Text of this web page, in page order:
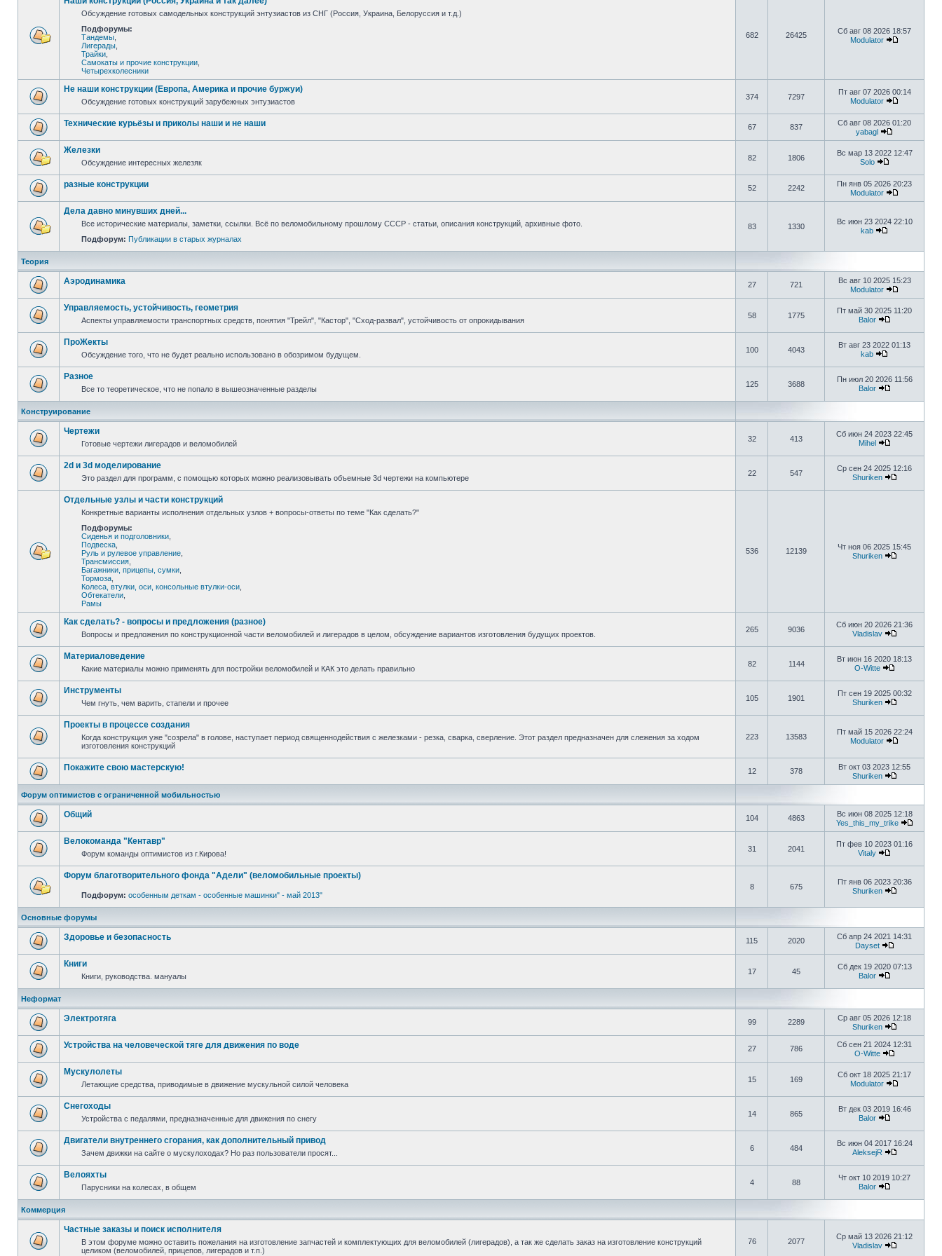
Обсуждение готовых самодельных конструкций энтузиастов из СНГ (Россия, Украина, Белоруссия и т.д.)
Подфорумы:
Тандемы
Лигерады
Трайки
Самокаты и прочие конструкции
Четырехколесники
682 26425
Сб авг 08 2026 18:57
Modulator
Не наши конструкции (Европа, Америка и прочие буржуи)
Обсуждение готовых конструкций зарубежных энтузиастов
374 7297
Пт авг 07 2026 00:14
Modulator
Технические курьёзы и приколы наши и не наши 67 837
Сб авг 08 2026 01:20
yabagl
Железки
Обсуждение интересных железяк
82 1806
Вс мар 13 2022 12:47
Solo
разные конструкции 52 2242
Пн янв 05 2026 20:23
Modulator
Дела давно минувших дней...
Все исторические материалы, заметки, ссылки. Всё по веломобильному прошлому СССР - статьи, описания конструкций, архивные фото.
Подфорум: Публикации в старых журналах
83 1330
Вс июн 23 2024 22:10
kab
Теория
Аэродинамика 27 721
Вс авг 10 2025 15:23
Modulator
Управляемость, устойчивость, геометрия
Аспекты управляемости транспортных средств, понятия "Трейл", "Кастор", "Сход-развал", устойчивость от опрокидывания
58 1775
Пт май 30 2025 11:20
Balor
ПроЖекты
Обсуждение того, что не будет реально использовано в обозримом будущем.
100 4043
Вт авг 23 2022 01:13
kab
Разное
Все то теоретическое, что не попало в вышеозначенные разделы
125 3688
Пн июл 20 2026 11:56
Balor
Конструирование
Чертежи
Готовые чертежи лигерадов и веломобилей
32 413
Сб июн 24 2023 22:45
Mihel
2d и 3d моделирование
Это раздел для программ, с помощью которых можно реализовывать объемные 3d чертежи на компьютере
22 547
Ср сен 24 2025 12:16
Shuriken
Отдельные узлы и части конструкций
Конкретные варианты исполнения отдельных узлов + вопросы-ответы по теме "Как сделать?"
Подфорумы:
Сиденья и подголовники
Подвеска
Руль и рулевое управление
Трансмиссия
Багажники, прицепы, сумки
Тормоза
Колеса, втулки, оси, консольные втулки-оси
Обтекатели
Рамы
536 12139
Чт ноя 06 2025 15:45
Shuriken
Как сделать? - вопросы и предложения (разное)
Вопросы и предложения по конструкционной части веломобилей и лигерадов в целом, обсуждение вариантов изготовления будущих проектов.
265 9036
Сб июн 20 2026 21:36
Vladislav
Материаловедение
Какие материалы можно применять для постройки веломобилей и КАК это делать правильно
82 1144
Вт июн 16 2020 18:13
O-Witte
Инструменты
Чем гнуть, чем варить, стапели и прочее
105 1901
Пт сен 19 2025 00:32
Shuriken
Проекты в процессе создания
Когда конструкция уже "созрела" в голове, наступает период священнодействия с железками - резка, сварка, сверление. Этот раздел предназначен для слежения за ходом
изготовления конструкций
223 13583
Пт май 15 2026 22:24
Modulator
Покажите свою мастерскую! 12 378
Вт окт 03 2023 12:55
Shuriken
Форум оптимистов с ограниченной мобильностью
Общий 104 4863
Вс июн 08 2025 12:18
Yes_this_my_trike
Велокоманда "Кентавр"
Форум команды оптимистов из г.Кирова!
31 2041
Пт фев 10 2023 01:16
Vitaly
Форум благотворительного фонда "Адели" (веломобильные проекты)
Подфорум: особенным деткам - особенные машинки" - май 2013"
8 675
Пт янв 06 2023 20:36
Shuriken
Основные форумы
Здоровье и безопасность 115 2020
Сб апр 24 2021 14:31
Dayset
Книги
Книги, руководства. мануалы
17 45
Сб дек 19 2020 07:13
Balor
Неформат
Электротяга 99 2289
Ср авг 05 2026 12:18
Shuriken
Устройства на человеческой тяге для движения по воде 27 786
Сб сен 21 2024 12:31
O-Witte
Мускулолеты
Летающие средства, приводимые в движение мускульной силой человека
15 169
Сб окт 18 2025 21:17
Modulator
Снегоходы
Устройства с педалями, предназначенные для движения по снегу
14 865
Вт дек 03 2019 16:46
Balor
Двигатели внутреннего сгорания, как дополнительный привод
Зачем движки на сайте о мускулоходах? Но раз пользователи просят...
6 484
Вс июн 04 2017 16:24
AleksejR
Велояхты
Парусники на колесах, в общем
4 88
Чт окт 10 2019 10:27
Balor
Коммерция
Частные заказы и поиск исполнителя
В этом форуме можно оставить пожелания на изготовление запчастей и комплектующих для веломобилей (лигерадов), а так же сделать заказ на изготовление конструкций
целиком (веломобилей, прицепов, лигерадов и т.п.)
76 2077
Ср май 13 2026 21:12
Vladislav